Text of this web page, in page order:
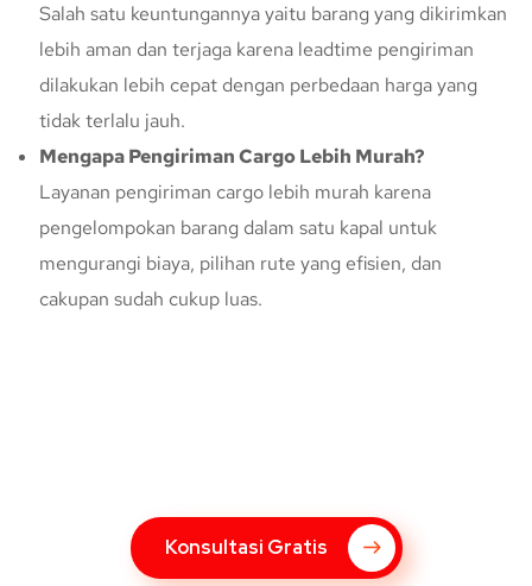
Salah satu keuntungannya yaitu barang yang dikirimkan
lebih aman dan terjaga karena leadtime pengiriman
dilakukan lebih cepat dengan perbedaan harga yang
tidak terlalu jauh.
Mengapa Pengiriman Cargo Lebih Murah?
Layanan pengiriman cargo lebih murah karena
pengelompokan barang dalam satu kapal untuk
mengurangi biaya, pilihan rute yang efisien, dan
cakupan sudah cukup luas.
Konsultasi Gratis